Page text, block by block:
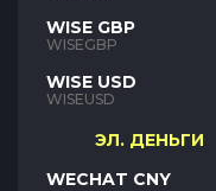
WISE GBP
WISEGBP
WISE USD
WISEUSD
ЭЛ. ДЕНЬГИ
WECHAT CNY